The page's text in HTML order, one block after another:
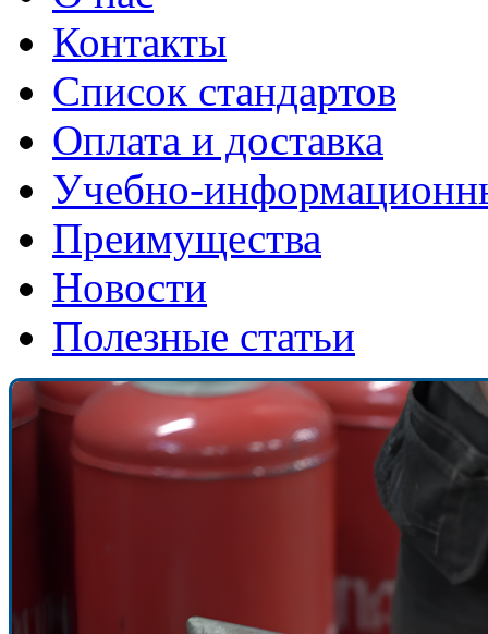
Контакты
Список стандартов
Оплата и доставка
Учебно-
Преимущества
Новости
Полезные статьи